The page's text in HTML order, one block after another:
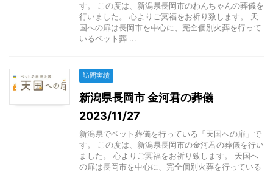
す。 この度は、新潟県長岡市のわんちゃんの葬儀を
行いました。 心よりご冥福をお祈り致します。 天
国への扉は長岡市を中心に、完全個別火葬を行って
いるペット葬 ...
訪問実績
新潟県長岡市 金河君の葬儀
2023/11/27
新潟県でペット葬儀を行っている「天国への扉」で
す。 この度は、新潟県長岡市の金河君の葬儀を行い
ました。 心よりご冥福をお祈り致します。 天国へ
の扉は長岡市を中心に、完全個別火葬を行っている